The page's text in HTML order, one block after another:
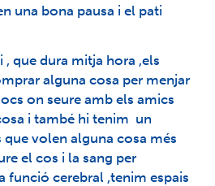
una bona pausa i el pati
que dura mitja hora ,els
alguna cosa per menjar
on seure amb els amics
i també hi tenim un
volen alguna cosa més
el cos i la sang per
funció cerebral ,tenim espais